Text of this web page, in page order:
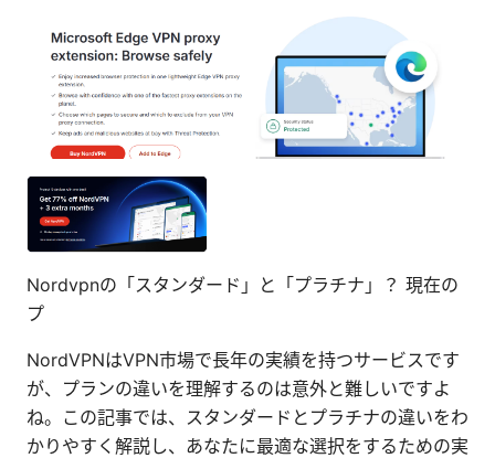
Nordvpnの「スタンダード」と「プラチナ」？ 現在の
プ
NordVPNはVPN市場で長年の実績を持つサービスです
が、プランの違いを理解するのは意外と難しいですよ
ね。この記事では、スタンダードとプラチナの違いをわ
かりやすく解説し、あなたに最適な選択をするための実